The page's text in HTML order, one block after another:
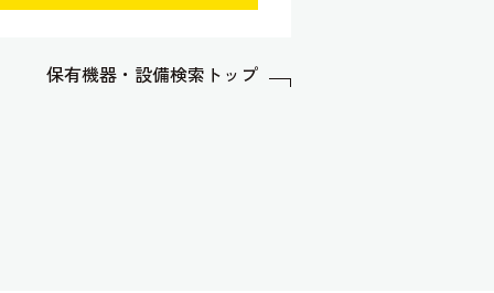
保有機器・設備検索トップ